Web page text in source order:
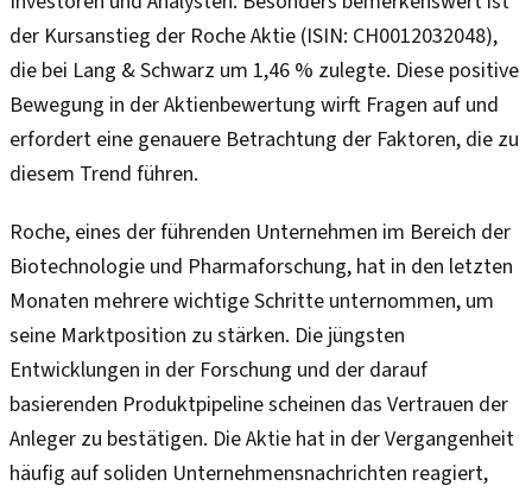
der Kursanstieg der Roche Aktie (ISIN: CH0012032048),
die bei Lang & Schwarz um 1,46 % zulegte. Diese positive
Bewegung in der Aktienbewertung wirft Fragen auf und
erfordert eine genauere Betrachtung der Faktoren, die zu
diesem Trend führen.
Roche, eines der führenden Unternehmen im Bereich der
Biotechnologie und Pharmaforschung, hat in den letzten
Monaten mehrere wichtige Schritte unternommen, um
seine Marktposition zu stärken. Die jüngsten
Entwicklungen in der Forschung und der darauf
basierenden Produktpipeline scheinen das Vertrauen der
Anleger zu bestätigen. Die Aktie hat in der Vergangenheit
häufig auf soliden Unternehmensnachrichten reagiert,